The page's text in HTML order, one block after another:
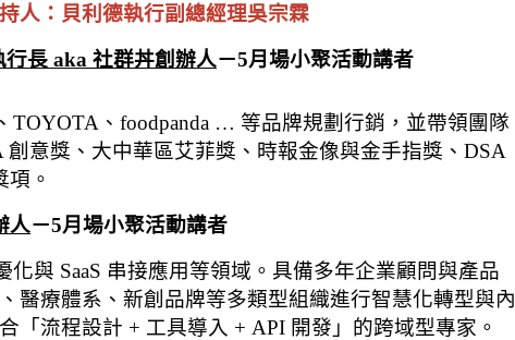
人：貝利德執行副總經理吳宗霖
行長 aka 社群丼創辦人－5月場小聚活動講者
、foodpanda … 等品牌規劃行銷，並帶領團隊
意獎、大中華區艾菲獎、時報金像與金手指獎、DSA
。
人－5月場小聚活動講者
與 SaaS 串接應用等領域。具備多年企業顧問與產品
醫療體系、新創品牌等多類型組織進行智慧化轉型與內
「流程設計 + 工具導入 + API 開發」的跨域型專家。